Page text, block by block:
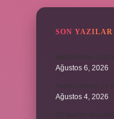
SON YAZILAR
Ağustos 6, 2026
Ağustos 4, 2026